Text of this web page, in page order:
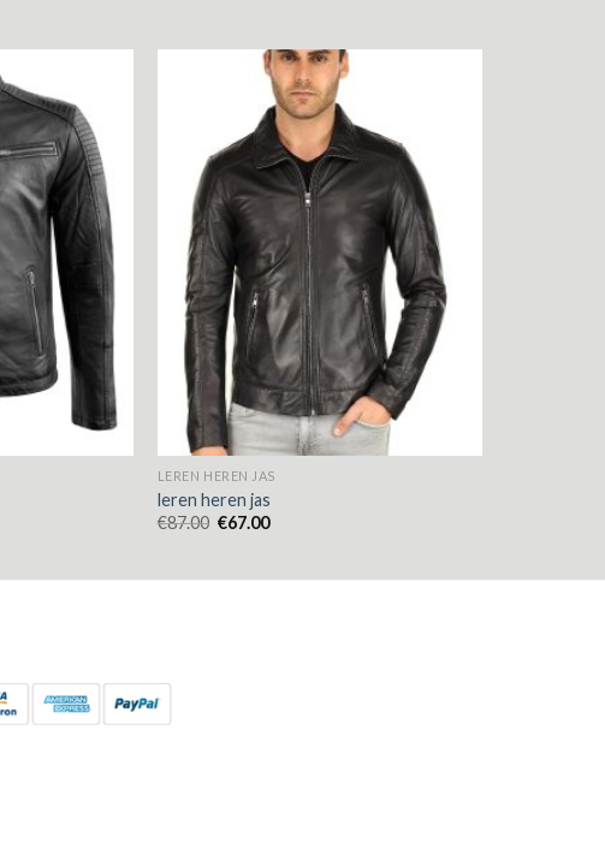
LEREN HEREN JAS
leren heren jas
€87.00 €67.00